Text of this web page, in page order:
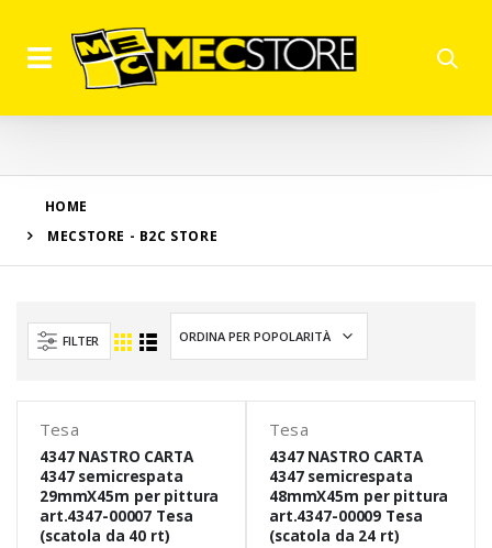
HOME
MECSTORE - B2C STORE
FILTER
Tesa
4347 NASTRO CARTA
4347 semicrespata
29mmX45m per pittura
art.4347-00007 Tesa
(scatola da 40 rt)
Tesa
4347 NASTRO CARTA
4347 semicrespata
48mmX45m per pittura
art.4347-00009 Tesa
(scatola da 24 rt)